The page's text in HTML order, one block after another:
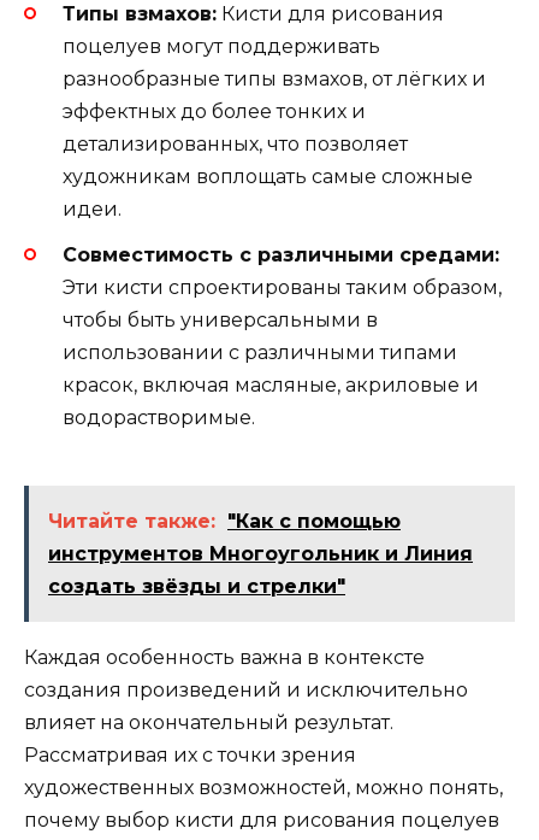
Типы взмахов: Кисти для рисования
поцелуев могут поддерживать
разнообразные типы взмахов, от лёгких и
эффектных до более тонких и
детализированных, что позволяет
художникам воплощать самые сложные
идеи.
Совместимость с различными средами:
Эти кисти спроектированы таким образом,
чтобы быть универсальными в
использовании с различными типами
красок, включая масляные, акриловые и
водорастворимые.
Читайте также: "Как с помощью
инструментов Многоугольник и Линия
создать звёзды и стрелки"
Каждая особенность важна в контексте
создания произведений и исключительно
влияет на окончательный результат.
Рассматривая их с точки зрения
художественных возможностей, можно понять,
почему выбор кисти для рисования поцелуев